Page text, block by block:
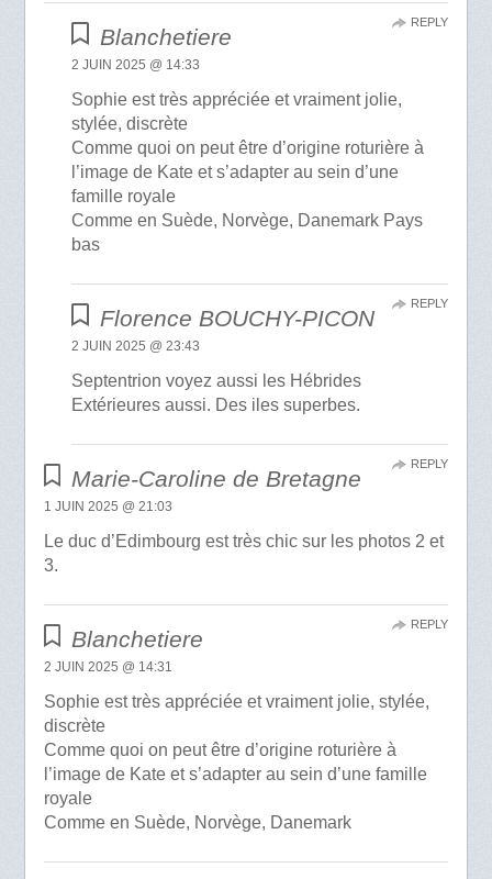
Blanchetiere
2 JUIN 2025 @ 14:33
Sophie est très appréciée et vraiment jolie,
stylée, discrète
Comme quoi on peut être d’origine roturière à
l’image de Kate et s’adapter au sein d’une
famille royale
Comme en Suède, Norvège, Danemark Pays
bas
REPLY
Florence BOUCHY-PICON
2 JUIN 2025 @ 23:43
Septentrion voyez aussi les Hébrides
Extérieures aussi. Des iles superbes.
REPLY
Marie-Caroline de Bretagne
1 JUIN 2025 @ 21:03
Le duc d’Edimbourg est très chic sur les photos 2 et
3.
REPLY
Blanchetiere
2 JUIN 2025 @ 14:31
Sophie est très appréciée et vraiment jolie, stylée,
discrète
Comme quoi on peut être d’origine roturière à
l’image de Kate et s’adapter au sein d’une famille
royale
Comme en Suède, Norvège, Danemark
REPLY